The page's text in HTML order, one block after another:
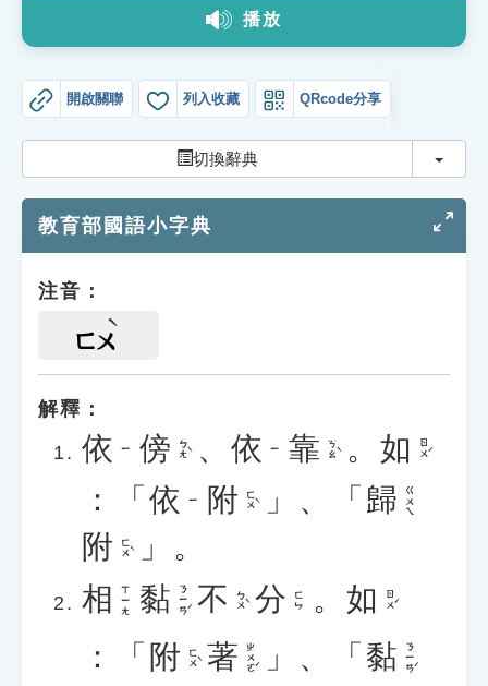
教學應用
貓頭鷹博士
播放
開啟關聯 列入收藏 QRcode分享
切換辭典 切換
教育部國語小字典
注音：
ㄈㄨ
解釋：
依 ㄧ 傍 ㄅㄤˋ 、 依 ㄧ 靠 ㄎㄠˋ 。 如 ㄖㄨˊ
：「 依 ㄧ 附 ㄈㄨˋ 」、「 歸 ㄍㄨㄟ
附 ㄈㄨˋ
」。
相 ㄒㄧㄤ 黏 ㄋㄧㄢˊ 不 ㄅㄨˋ 分 ㄈㄣ 。 如 ㄖㄨˊ
：「 附 ㄈㄨˋ 著 ㄓㄨㄛˊ 」、「 黏 ㄋㄧㄢˊ